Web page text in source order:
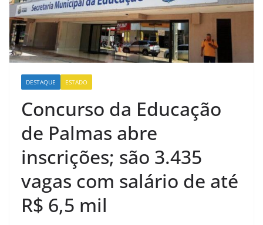
DESTAQUE ESTADO
Concurso da Educação
de Palmas abre
inscrições; são 3.435
vagas com salário de até
R$ 6,5 mil